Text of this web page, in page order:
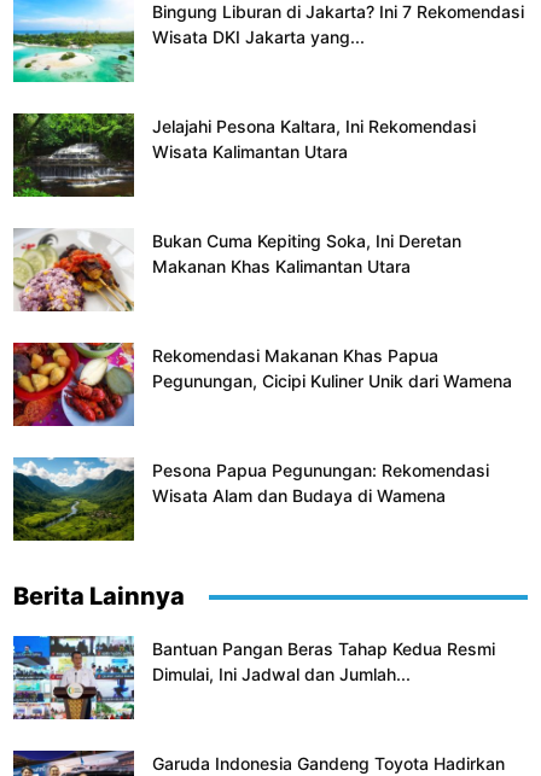
Bingung Liburan di Jakarta? Ini 7 Rekomendasi
Wisata DKI Jakarta yang...
Jelajahi Pesona Kaltara, Ini Rekomendasi
Wisata Kalimantan Utara
Bukan Cuma Kepiting Soka, Ini Deretan
Makanan Khas Kalimantan Utara
Rekomendasi Makanan Khas Papua
Pegunungan, Cicipi Kuliner Unik dari Wamena
Pesona Papua Pegunungan: Rekomendasi
Wisata Alam dan Budaya di Wamena
Berita Lainnya
Bantuan Pangan Beras Tahap Kedua Resmi
Dimulai, Ini Jadwal dan Jumlah...
Garuda Indonesia Gandeng Toyota Hadirkan